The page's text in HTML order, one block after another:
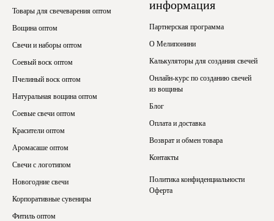
Товары для свечеварения оптом
Вощина оптом
Свечи и наборы оптом
Соевый воск оптом
Пчелиный воск оптом
Натуральная вощина оптом
Соевые свечи оптом
Красители оптом
Аромасаше оптом
Свечи с логотипом
Новогодние свечи
Корпоративные сувениры
Фитиль оптом
информация
Партнерская программа
О Мелипонини
Калькуляторы для создания свечей
Онлайн-курс по созданию свечей
из вощины
Блог
Оплата и доставка
Возврат и обмен товара
Контакты
Политика конфиденциальности
Оферта